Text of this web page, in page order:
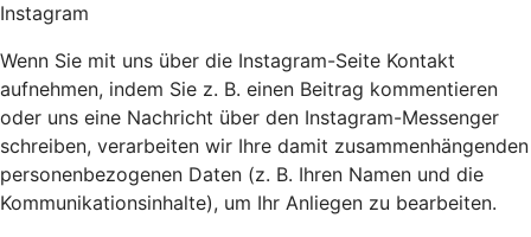
Instagram
Wenn Sie mit uns über die Instagram-Seite Kontakt
aufnehmen, indem Sie z. B. einen Beitrag kommentieren
oder uns eine Nachricht über den Instagram-Messenger
schreiben, verarbeiten wir Ihre damit zusammenhängenden
personenbezogenen Daten (z. B. Ihren Namen und die
Kommunikationsinhalte), um Ihr Anliegen zu bearbeiten.